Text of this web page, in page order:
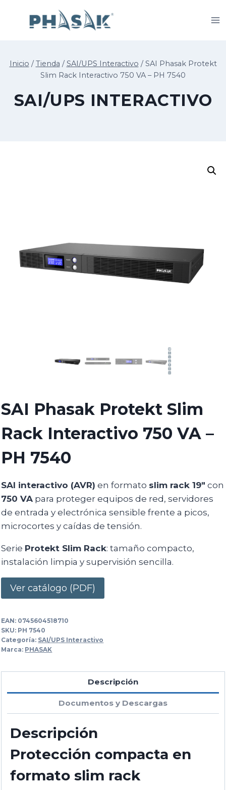
Inicio / Tienda / SAI/UPS Interactivo / SAI Phasak Protekt
Slim Rack Interactivo 750 VA – PH 7540
SAI/UPS INTERACTIVO
SAI Phasak Protekt Slim
Rack Interactivo 750 VA –
PH 7540
SAI interactivo (AVR) en formato slim rack 19″ con
750 VA para proteger equipos de red, servidores
de entrada y electrónica sensible frente a picos,
microcortes y caídas de tensión.
Serie Protekt Slim Rack: tamaño compacto,
instalación limpia y supervisión sencilla.
Ver catálogo (PDF)
EAN: 0745604518710
SKU: PH 7540
Categoría: SAI/UPS Interactivo
Marca: PHASAK
Descripción
Documentos y Descargas
Descripción
Protección compacta en
formato slim rack